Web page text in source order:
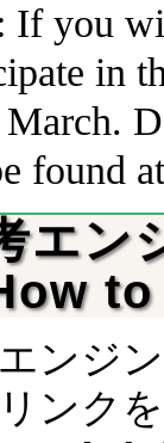
If you
in
found
エン
ンジ
ンクを